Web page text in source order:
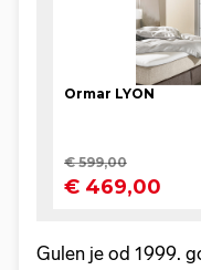
Gulen je od 1999.